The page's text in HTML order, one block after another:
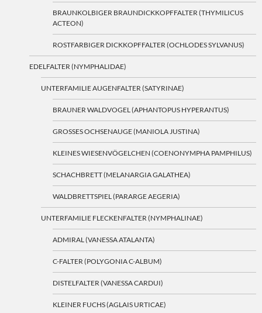
BRAUNKOLBIGER BRAUNDICKKOPFFALTER (THYMILICUS
ACTEON)
ROSTFARBIGER DICKKOPFFALTER (OCHLODES SYLVANUS)
EDELFALTER (NYMPHALIDAE)
UNTERFAMILIE AUGENFALTER (SATYRINAE)
BRAUNER WALDVOGEL (APHANTOPUS HYPERANTUS)
GROSSES OCHSENAUGE (MANIOLA JUSTINA)
KLEINES WIESENVÖGELCHEN (COENONYMPHA PAMPHILUS)
SCHACHBRETT (MELANARGIA GALATHEA)
WALDBRETTSPIEL (PARARGE AEGERIA)
UNTERFAMILIE FLECKENFALTER (NYMPHALINAE)
ADMIRAL (VANESSA ATALANTA)
C-FALTER (POLYGONIA C-ALBUM)
DISTELFALTER (VANESSA CARDUI)
KLEINER FUCHS (AGLAIS URTICAE)